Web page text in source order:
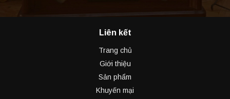
Liên kết
Trang chủ
Giới thiệu
Sản phẩm
Khuyến mại